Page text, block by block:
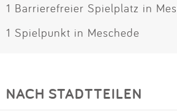
1 Barrierefreier Spielplatz in
1 Spielpunkt in Meschede
NACH STADTTEILEN